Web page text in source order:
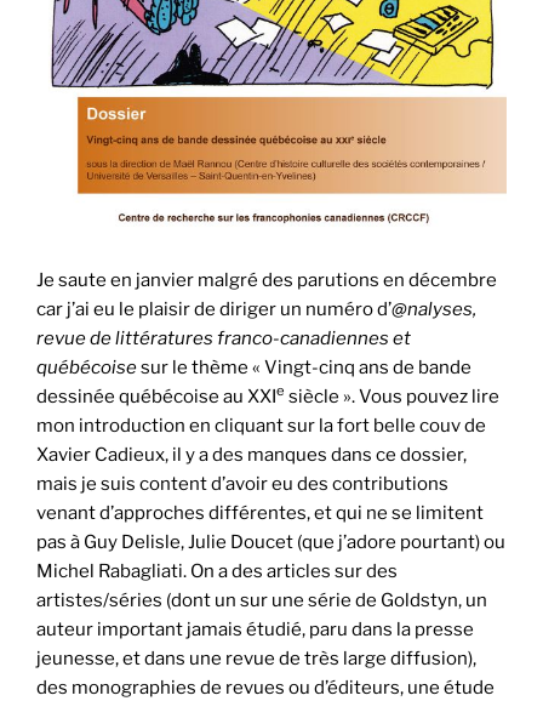
Je saute en janvier malgré des parutions en décembre
car j’ai eu le plaisir de diriger un numéro d’@nalyses,
revue de littératures franco-canadiennes et
québécoisesur le thème « Vingt-cinq ans de bande
dessinée québécoise au XXIe siècle ». Vous pouvez lire
mon introduction en cliquant sur la fort belle couv de
Xavier Cadieux, il y a des manques dans ce dossier,
mais je suis content d’avoir eu des contributions
venant d’approches différentes, et qui ne se limitent
pas à Guy Delisle, Julie Doucet (que j’adore pourtant) ou
Michel Rabagliati. On a des articles sur des
artistes/séries (dont un sur une série de Goldstyn, un
auteur important jamais étudié, paru dans la presse
jeunesse, et dans une revue de très large diffusion),
des monographies de revues ou d’éditeurs, une étude